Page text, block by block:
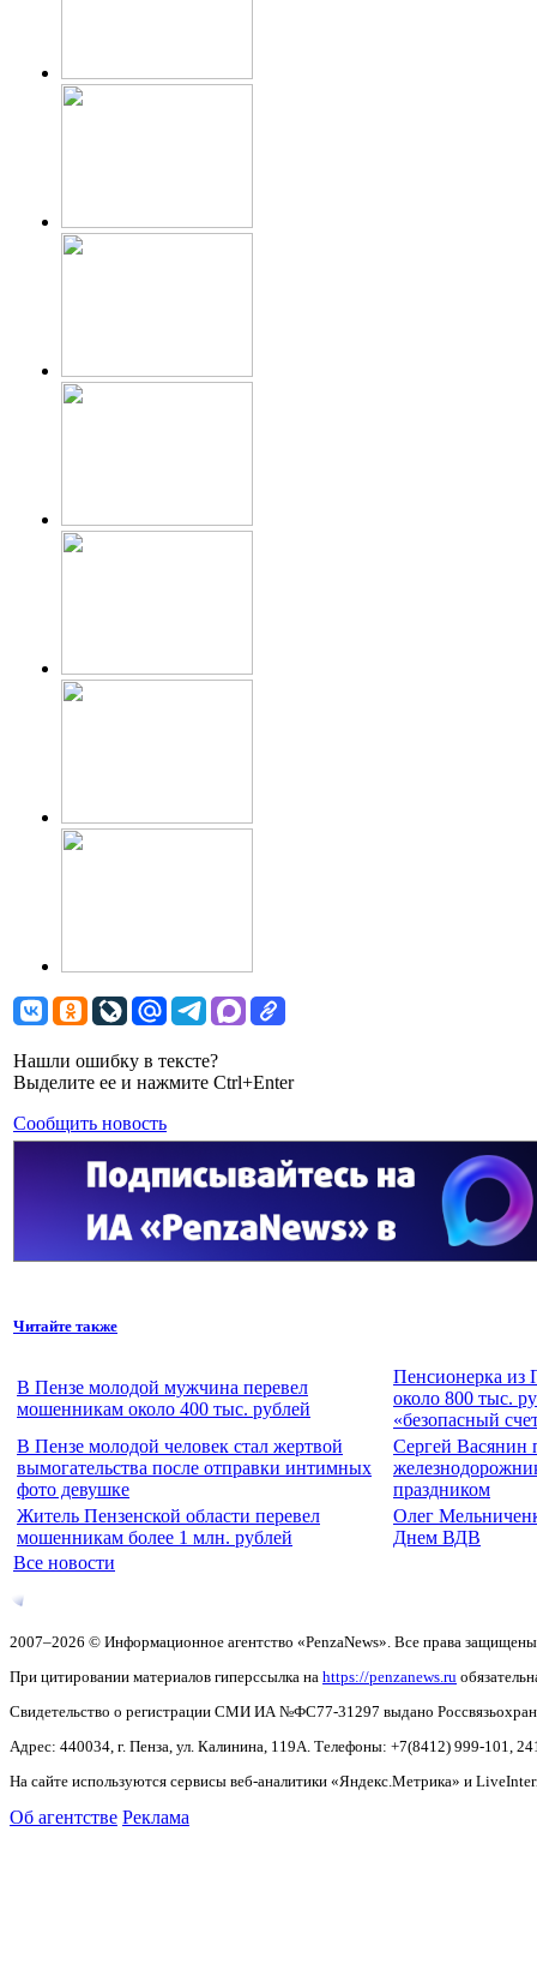
Нашли ошибку в тексте?
Выделите ее и нажмите Ctrl+Enter
Сообщить новость
Читайте также
В Пензе молодой мужчина перевел
мошенникам около 400 тыс. рублей
Пенсионерка из
около 800 тыс.
«безопасный
В Пензе молодой человек стал жертвой
вымогательства после отправки интимных
фото девушке
Сергей Васянин
праздником
Житель Пензенской области перевел
мошенникам более 1 млн. рублей
Олег
Днем ВДВ
Все новости
2007–2026 © Информационное агентство «PenzaNews». Все права
При цитировании материалов гиперссылка на https://penzanews.ru
Свидетельство о регистрации СМИ ИА №ФС77-31297 выдано
Адрес: 440034, г. Пенза, ул. Калинина, 119А. Телефоны: +7(8412) 999-101,
На сайте используются сервисы веб-аналитики «Яндекс.Метрика» и
Об агентстве Реклама